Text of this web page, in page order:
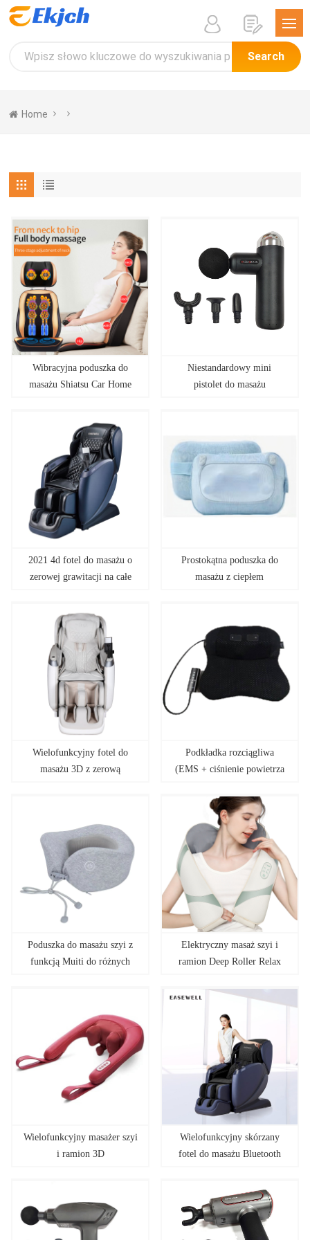
Search
Home
Wibracyjna poduszka do
masażu Shiatsu Car Home
Niestandardowy mini
pistolet do masażu
2021 4d fotel do masażu o
zerowej grawitacji na całe
Prostokątna poduszka do
masażu z ciepłem
Wielofunkcyjny fotel do
masażu 3D z zerową
Podkładka rozciągliwa
(EMS + ciśnienie powietrza
Poduszka do masażu szyi z
funkcją Muiti do różnych
Elektryczny masaż szyi i
ramion Deep Roller Relax
Wielofunkcyjny masażer szyi
i ramion 3D
Wielofunkcyjny skórzany
fotel do masażu Bluetooth